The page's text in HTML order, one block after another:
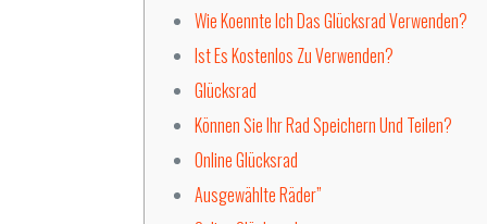
Wie Koennte Ich Das Glücksrad Verwenden?
Ist Es Kostenlos Zu Verwenden?
Glücksrad
Können Sie Ihr Rad Speichern Und Teilen?
Online Glücksrad
Ausgewählte Räder”